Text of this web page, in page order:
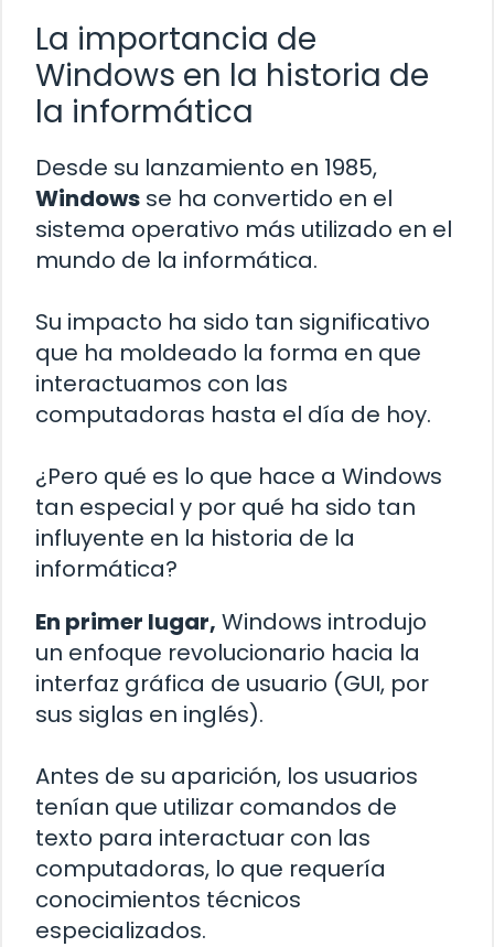
La importancia de
Windows en la historia de
la informática
Desde su lanzamiento en 1985,
Windows se ha convertido en el
sistema operativo más utilizado en el
mundo de la informática.
Su impacto ha sido tan significativo
que ha moldeado la forma en que
interactuamos con las
computadoras hasta el día de hoy.
¿Pero qué es lo que hace a Windows
tan especial y por qué ha sido tan
influyente en la historia de la
informática?
En primer lugar, Windows introdujo
un enfoque revolucionario hacia la
interfaz gráfica de usuario (GUI, por
sus siglas en inglés).
Antes de su aparición, los usuarios
tenían que utilizar comandos de
texto para interactuar con las
computadoras, lo que requería
conocimientos técnicos
especializados.